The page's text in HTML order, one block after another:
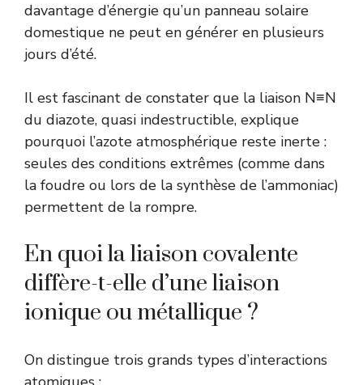
davantage d’énergie qu’un panneau solaire
domestique ne peut en générer en plusieurs
jours d’été.
Il est fascinant de constater que la liaison N≡N
du diazote, quasi indestructible, explique
pourquoi l’azote atmosphérique reste inerte :
seules des conditions extrêmes (comme dans
la foudre ou lors de la synthèse de l’ammoniac)
permettent de la rompre.
En quoi la liaison covalente
diffère-t-elle d’une liaison
ionique ou métallique ?
On distingue trois grands types d’interactions